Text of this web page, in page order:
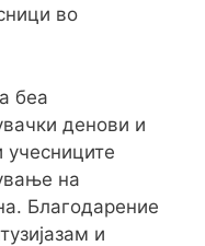
во
беа
денови и
учесниците
на
Благодарение
и